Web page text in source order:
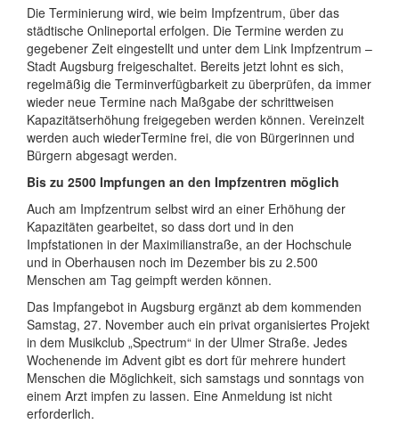
Die Terminierung wird, wie beim Impfzentrum, über das
städtische Onlineportal erfolgen. Die Termine werden zu
gegebener Zeit eingestellt und unter dem Link Impfzentrum –
Stadt Augsburg freigeschaltet. Bereits jetzt lohnt es sich,
regelmäßig die Terminverfügbarkeit zu überprüfen, da immer
wieder neue Termine nach Maßgabe der schrittweisen
Kapazitätserhöhung freigegeben werden können. Vereinzelt
werden auch wiederTermine frei, die von Bürgerinnen und
Bürgern abgesagt werden.
Bis zu 2500 Impfungen an den Impfzentren möglich
Auch am Impfzentrum selbst wird an einer Erhöhung der
Kapazitäten gearbeitet, so dass dort und in den
Impfstationen in der Maximilianstraße, an der Hochschule
und in Oberhausen noch im Dezember bis zu 2.500
Menschen am Tag geimpft werden können.
Das Impfangebot in Augsburg ergänzt ab dem kommenden
Samstag, 27. November auch ein privat organisiertes Projekt
in dem Musikclub „Spectrum“ in der Ulmer Straße. Jedes
Wochenende im Advent gibt es dort für mehrere hundert
Menschen die Möglichkeit, sich samstags und sonntags von
einem Arzt impfen zu lassen. Eine Anmeldung ist nicht
erforderlich.